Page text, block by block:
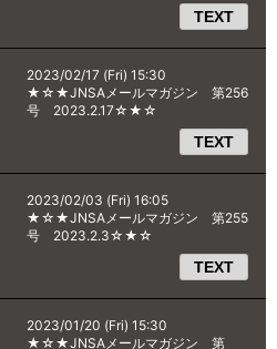
TEXT
2023/02/17 (Fri) 15:30
★☆★JNSAメールマガジン 第256
号 2023.2.17☆★☆
TEXT
2023/02/03 (Fri) 16:05
★☆★JNSAメールマガジン 第255
号 2023.2.3☆★☆
TEXT
2023/01/20 (Fri) 15:30
★☆★JNSAメールマガジン 第